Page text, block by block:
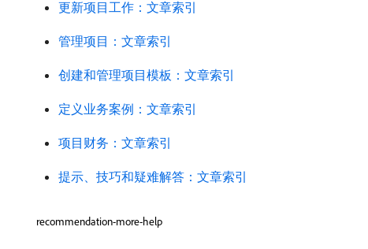
更新项目工作：文章索引
管理项目：文章索引
创建和管理项目模板：文章索引
定义业务案例：文章索引
项目财务：文章索引
提示、技巧和疑难解答：文章索引
recommendation-more-help